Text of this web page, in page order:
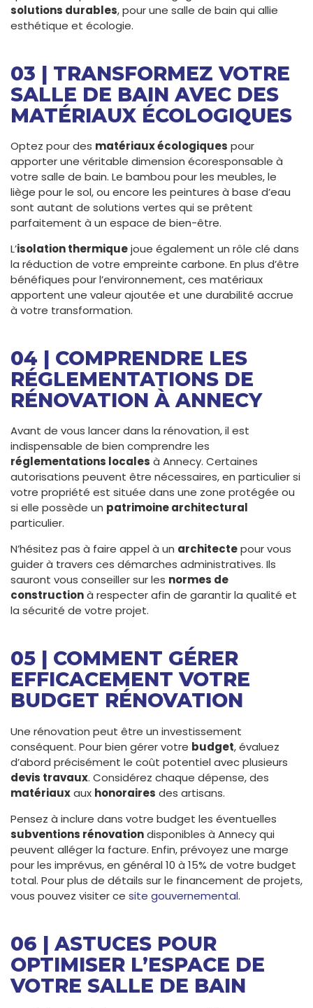
solutions durables, pour une salle de bain qui allie
esthétique et écologie.
03 | TRANSFORMEZ VOTRE
SALLE DE BAIN AVEC DES
MATÉRIAUX ÉCOLOGIQUES
Optez pour des matériaux écologiques pour
apporter une véritable dimension écoresponsable à
votre salle de bain. Le bambou pour les meubles, le
liège pour le sol, ou encore les peintures à base d’eau
sont autant de solutions vertes qui se prêtent
parfaitement à un espace de bien-être.
L’isolation thermiquejoue également un rôle clé dans
la réduction de votre empreinte carbone. En plus d’être
bénéfiques pour l’environnement, ces matériaux
apportent une valeur ajoutée et une durabilité accrue
à votre transformation.
04 | COMPRENDRE LES
RÉGLEMENTATIONS DE
RÉNOVATION À ANNECY
Avant de vous lancer dans la rénovation, il est
indispensable de bien comprendre les
réglementations locales à Annecy. Certaines
autorisations peuvent être nécessaires, en particulier si
votre propriété est située dans une zone protégée ou
si elle possède un patrimoine architectural
particulier.
N’hésitez pas à faire appel à un architectepour vous
guider à travers ces démarches administratives. Ils
sauront vous conseiller sur les normes de
constructionà respecter afin de garantir la qualité et
la sécurité de votre projet.
05 | COMMENT GÉRER
EFFICACEMENT VOTRE
BUDGET RÉNOVATION
Une rénovation peut être un investissement
conséquent. Pour bien gérer votre budget, évaluez
d’abord précisément le coût potentiel avec plusieurs
devis travaux. Considérez chaque dépense, des
matériauxaux honoraires des artisans.
Pensez à inclure dans votre budget les éventuelles
subventions rénovationdisponibles à Annecy qui
peuvent alléger la facture. Enfin, prévoyez une marge
pour les imprévus, en général 10 à 15% de votre budget
total. Pour plus de détails sur le financement de projets,
vous pouvez visiter ce site gouvernemental.
06 | ASTUCES POUR
OPTIMISER L’ESPACE DE
VOTRE SALLE DE BAIN